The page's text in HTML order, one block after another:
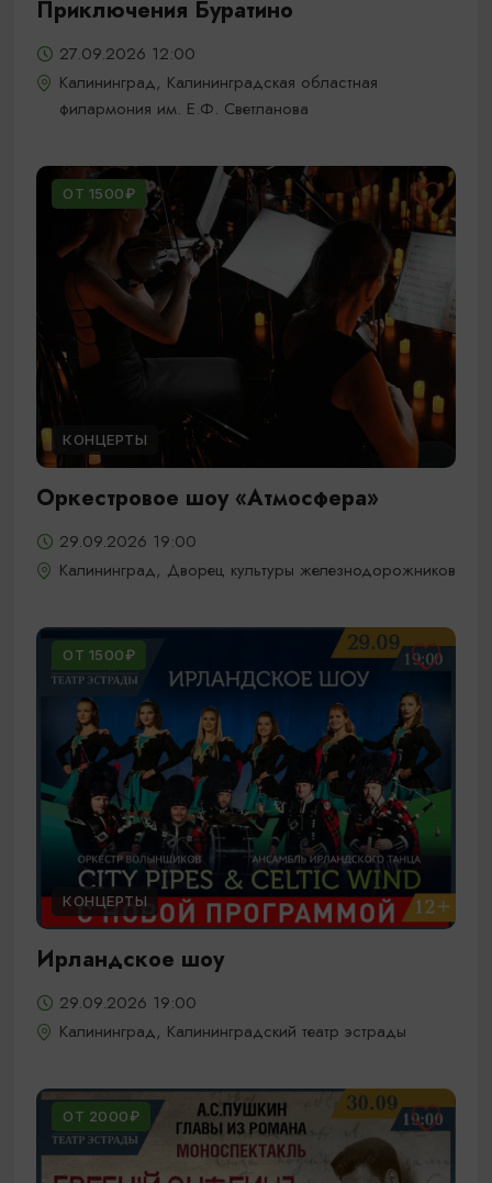
Приключения Буратино
27.09.2026 12:00
Калининград, Калининградская областная
филармония им. Е.Ф. Светланова
ОТ 1500₽
КОНЦЕРТЫ
Оркестровое шоу «Атмосфера»
29.09.2026 19:00
Калининград, Дворец культуры железнодорожников
ОТ 1500₽
КОНЦЕРТЫ
Ирландское шоу
29.09.2026 19:00
Калининград, Калининградский театр эстрады
ОТ 2000₽